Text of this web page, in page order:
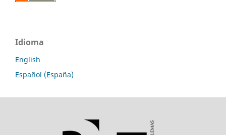
Idioma
English
Español (España)